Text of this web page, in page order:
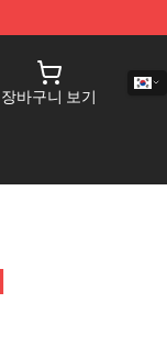
장바구니 보기